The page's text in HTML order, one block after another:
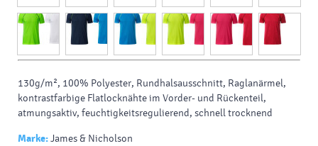
130g/m², 100% Polyester, Rundhalsausschnitt, Raglanärmel,
kontrastfarbige Flatlocknähte im Vorder- und Rückenteil,
atmungsaktiv, feuchtigkeitsregulierend, schnell trocknend
Marke:James & Nicholson